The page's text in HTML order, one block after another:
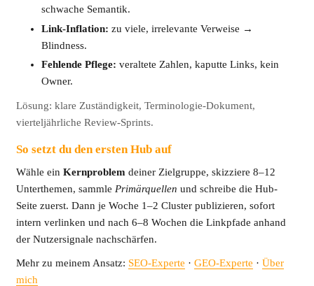
schwache Semantik.
Link-Inflation: zu viele, irrelevante Verweise →
Blindness.
Fehlende Pflege: veraltete Zahlen, kaputte Links, kein
Owner.
Lösung: klare Zuständigkeit, Terminologie-Dokument,
vierteljährliche Review-Sprints.
So setzt du den ersten Hub auf
Wähle ein Kernproblem deiner Zielgruppe, skizziere 8–12
Unterthemen, sammle Primärquellen und schreibe die Hub-
Seite zuerst. Dann je Woche 1–2 Cluster publizieren, sofort
intern verlinken und nach 6–8 Wochen die Linkpfade anhand
der Nutzersignale nachschärfen.
Mehr zu meinem Ansatz: SEO-Experte · GEO-Experte · Über
mich